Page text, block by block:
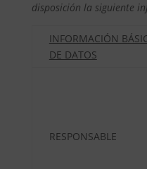
disposición la siguiente
INFORMACIÓN
DE DATOS
RESPONSABLE